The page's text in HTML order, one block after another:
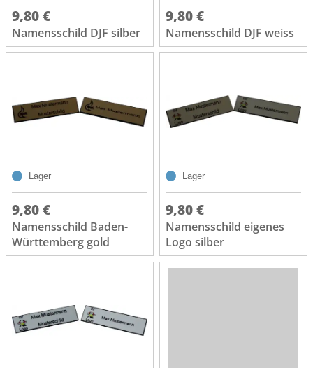
9,80 €
Namensschild DJF silber
9,80 €
Namensschild DJF weiss
Lager
9,80 €
Namensschild Baden-
Württemberg gold
Lager
9,80 €
Namensschild eigenes
Logo silber